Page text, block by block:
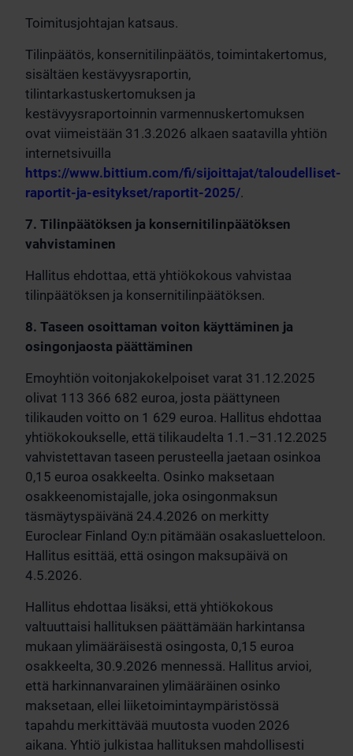
Toimitusjohtajan katsaus.
Tilinpäätös, konsernitilinpäätös, toimintakertomus,
sisältäen kestävyysraportin,
tilintarkastuskertomuksen ja
kestävyysraportoinnin varmennuskertomuksen
ovat viimeistään 31.3.2026 alkaen saatavilla yhtiön
internetsivuilla
https://www.bittium.com/fi/sijoittajat/taloudelliset-
raportit-ja-esitykset/raportit-2025/.
7. Tilinpäätöksen ja konsernitilinpäätöksen
vahvistaminen
Hallitus ehdottaa, että yhtiökokous vahvistaa
tilinpäätöksen ja konsernitilinpäätöksen.
8. Taseen osoittaman voiton käyttäminen ja
osingonjaosta päättäminen
Emoyhtiön voitonjakokelpoiset varat 31.12.2025
olivat 113 366 682 euroa, josta päättyneen
tilikauden voitto on 1 629 euroa. Hallitus ehdottaa
yhtiökokoukselle, että tilikaudelta 1.1.–31.12.2025
vahvistettavan taseen perusteella jaetaan osinkoa
0,15 euroa osakkeelta. Osinko maksetaan
osakkeenomistajalle, joka osingonmaksun
täsmäytyspäivänä 24.4.2026 on merkitty
Euroclear Finland Oy:n pitämään osakasluetteloon.
Hallitus esittää, että osingon maksupäivä on
4.5.2026.
Hallitus ehdottaa lisäksi, että yhtiökokous
valtuuttaisi hallituksen päättämään harkintansa
mukaan ylimääräisestä osingosta, 0,15 euroa
osakkeelta, 30.9.2026 mennessä. Hallitus arvioi,
että harkinnanvarainen ylimääräinen osinko
maksetaan, ellei liiketoimintaympäristössä
tapahdu merkittävää muutosta vuoden 2026
aikana. Yhtiö julkistaa hallituksen mahdollisesti